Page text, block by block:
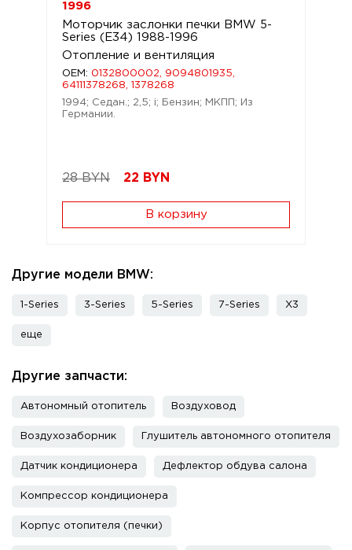
1996
Моторчик заслонки печки BMW 5-
Series (E34) 1988-1996
Отопление и вентиляция
OEM: 0132800002, 9094801935,
64111378268, 1378268
1994; Седан.; 2,5; i; Бензин; МКПП; Из
Германии.
28 BYN 22 BYN
В корзину
Другие модели BMW:
1-Series 3-Series 5-Series 7-Series X3
еще
Другие запчасти:
Автономный отопитель Воздуховод
Воздухозаборник Глушитель автономного отопителя
Датчик кондиционера Дефлектор обдува салона
Компрессор кондиционера
Корпус отопителя (печки)